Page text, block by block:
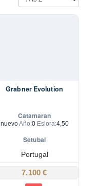
Grabner Evolution
Catamaran
nuevoAño:0Eslora:4,50
Setubal
Portugal
7.100 €